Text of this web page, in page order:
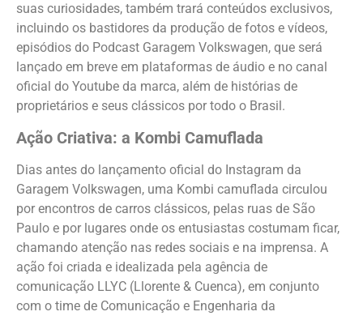
suas curiosidades, também trará conteúdos exclusivos,
incluindo os bastidores da produção de fotos e vídeos,
episódios do Podcast Garagem Volkswagen, que será
lançado em breve em plataformas de áudio e no canal
oficial do Youtube da marca, além de histórias de
proprietários e seus clássicos por todo o Brasil.
Ação Criativa: a Kombi Camuflada
Dias antes do lançamento oficial do Instagram da
Garagem Volkswagen, uma Kombi camuflada circulou
por encontros de carros clássicos, pelas ruas de São
Paulo e por lugares onde os entusiastas costumam ficar,
chamando atenção nas redes sociais e na imprensa. A
ação foi criada e idealizada pela agência de
comunicação LLYC (Llorente & Cuenca), em conjunto
com o time de Comunicação e Engenharia da